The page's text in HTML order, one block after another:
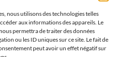
nous utilisons des technologies telles
aux informations des appareils. Le
permettra de traiter des données
ou les ID uniques sur ce site. Le fait de
peut avoir un effet négatif sur
proposées
à l’IFSI
à l’IFAS